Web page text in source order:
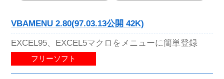
VBAMENU 2.80(97.03.13公開 42K)
EXCEL95、EXCEL5マクロをメニューに簡単登録
フリーソフト